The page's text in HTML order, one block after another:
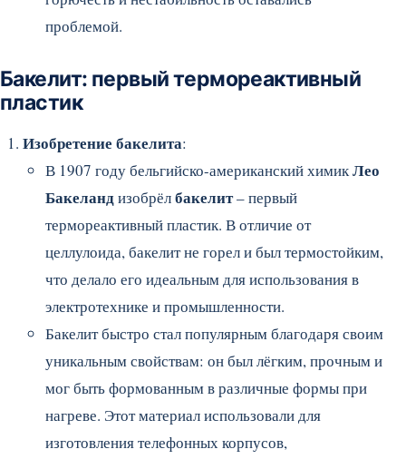
проблемой.
Бакелит: первый термореактивный
пластик
Изобретение бакелита:
В 1907 году бельгийско-американский химикЛео
Бакеландизобрёлбакелит– первый
термореактивный пластик. В отличие от
целлулоида, бакелит не горел и был термостойким,
что делало его идеальным для использования в
электротехнике и промышленности.
Бакелит быстро стал популярным благодаря своим
уникальным свойствам: он был лёгким, прочным и
мог быть формованным в различные формы при
нагреве. Этот материал использовали для
изготовления телефонных корпусов,